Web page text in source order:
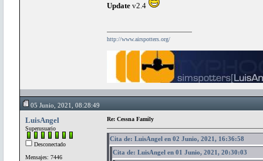
Update v2.4
http://www.airspotters.org/
05 Junio, 2021, 08:28:49
LuisAngel
Superusuario
Desconectado
Mensajes: 7446
Re: Cessna Family
Cita de: LuisAngel en 02 Junio, 2021, 16:36:58
Cita de: LuisAngel en 01 Junio, 2021, 20:30:03